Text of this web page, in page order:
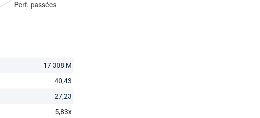
17 308 M
40,43
27,23
5,83x